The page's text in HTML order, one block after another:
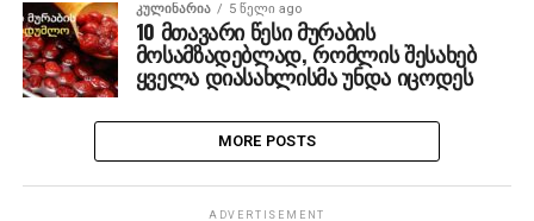
ᲙᲣᲚᲘᲜᲐᲠᲘᲐ 5 წელი ago
10 მთავარი წესი მურაბის
მოსამზადებლად, რომლის შესახებ
ყველა დიასახლისმა უნდა იცოდეს
MORE POSTS
ADVERTISEMENT